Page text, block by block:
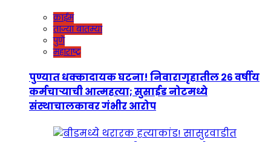
क्राईम
ताज्या बातम्या
पुणे
महाराष्ट्र
पुण्यात धक्कादायक घटना! निवारागृहातील २६ वर्षीय
कर्मचाऱ्याची आत्महत्या; सुसाईड नोटमध्ये
संस्थाचालकावर गंभीर आरोप